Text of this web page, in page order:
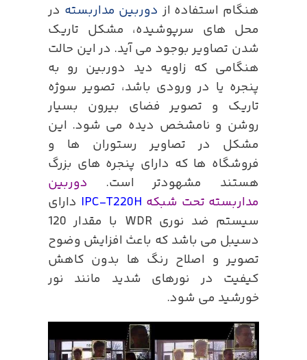
هنگام استفاده از دوربین مداربسته در
محل های سرپوشیده، مشکل تاریک
شدن تصاویر بوجود می آید. در این حالت
هنگامی که زاویه دید دوربین رو به
پنجره یا در ورودی باشد، تصویر سوژه
تاریک و تصویر فضای بیرون بسیار
روشن و نامشخص دیده می شود. این
مشکل در تصاویر رستوران ها و
فروشگاه ها که دارای پنجره های بزرگ
هستند مشهودتر است. دوربین
مداربسته تحت شبکه IPC-T220H دارای
سیستم ضد نوری WDR با مقدار 120
دسیبل می باشد که باعث افزایش وضوح
تصویر و اصلاح رنگ ها بدون کاهش
کیفیت در نورهای شدید مانند نور
خورشید می شود.